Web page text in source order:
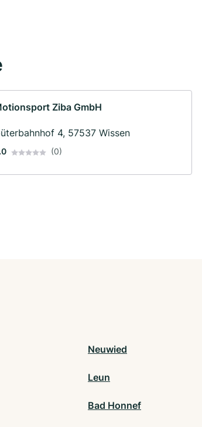
Ziba GmbH
4, 57537 Wissen
(0)
Neuwied
Leun
Bad Honnef